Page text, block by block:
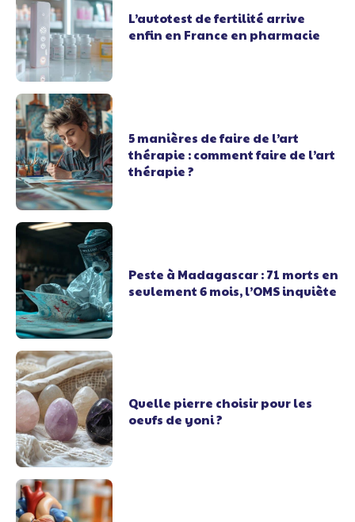
L’autotest de fertilité arrive
enfin en France en pharmacie
5 manières de faire de l’art
thérapie : comment faire de l’art
thérapie ?
Peste à Madagascar : 71 morts en
seulement 6 mois, l’OMS inquiète
Quelle pierre choisir pour les
oeufs de yoni ?